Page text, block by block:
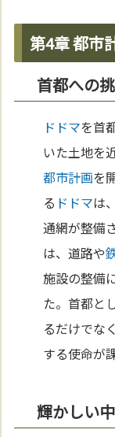
第4章 都市
首都への
ドドマを首
いた土地を
都市計画を
る ドドマは、
通網が整備
は、道路や
施設の整備
た。首都と
るだけでな
する使命が
輝かしい